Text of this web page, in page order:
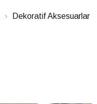
Dekoratif Aksesuarlar